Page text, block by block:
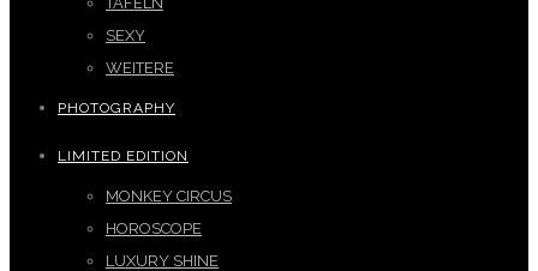
SEXY
WEITERE
PHOTOGRAPHY
LIMITED EDITION
MONKEY CIRCUS
HOROSCOPE
LUXURY SHINE